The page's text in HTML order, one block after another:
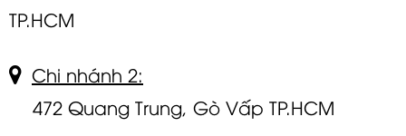
TP.HCM
Chi nhánh 2:
472 Quang Trung, Gò Vấp TP.HCM